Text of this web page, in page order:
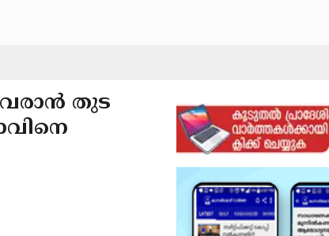
തുട